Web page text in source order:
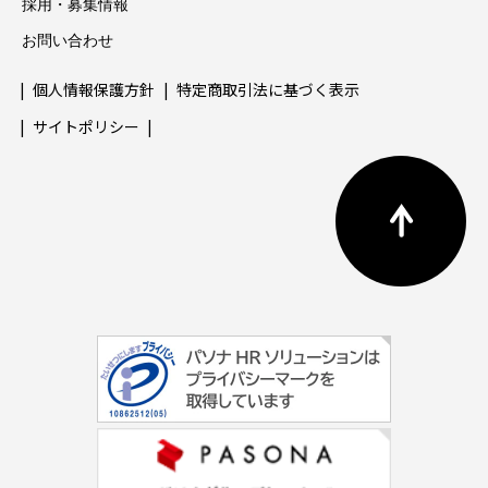
採用・募集情報
お問い合わせ
個人情報保護方針
特定商取引法に基づく表示
サイトポリシー